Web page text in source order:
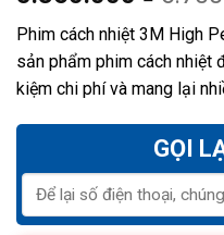
Phim cách nhiệt 3M High
sản phẩm phim cách
kiệm chi phí và mang lại
GỌI